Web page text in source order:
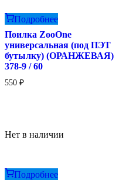
Подробнее
Поилка ZooOne
универсальная (под ПЭТ
бутылку) (ОРАНЖЕВАЯ)
378-9 / 60
550 ₽
Нет в наличии
Подробнее